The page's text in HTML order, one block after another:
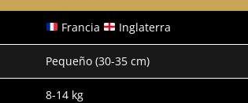
Francia Inglaterra
Pequeño (30-35 cm)
8-14 kg